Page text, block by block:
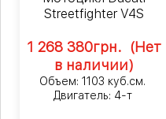
Streetfighter V4S
1 268 380грн. (Нет
в наличии)
Объем: 1103 куб.см.
Двигатель: 4-т